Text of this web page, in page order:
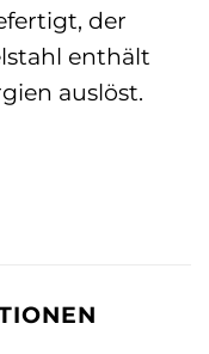
der
enthält
auslöst.